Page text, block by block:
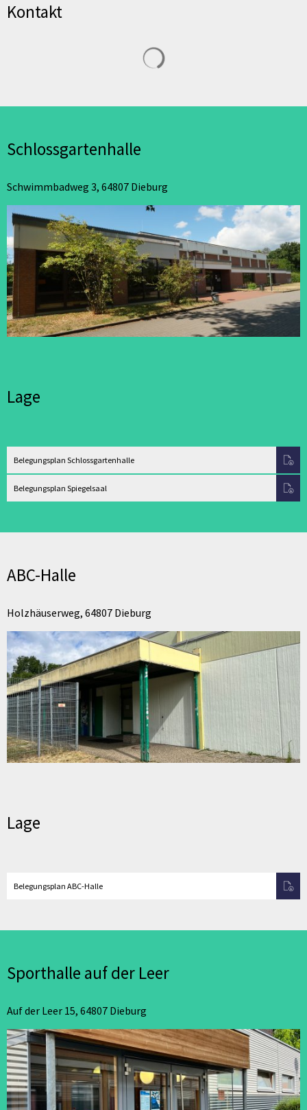
Kontakt
Schlossgartenhalle
Schwimmbadweg 3, 64807 Dieburg
Lage
Belegungsplan Schlossgartenhalle
Belegungsplan Spiegelsaal
ABC-Halle
Holzhäuserweg, 64807 Dieburg
Lage
Belegungsplan ABC-Halle
Sporthalle auf der Leer
Auf der Leer 15, 64807 Dieburg